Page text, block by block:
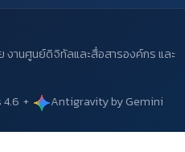
งานศูนย์ดิจิทัลและสื่อสารองค์กร และ
4.6 + Antigravity by Gemini